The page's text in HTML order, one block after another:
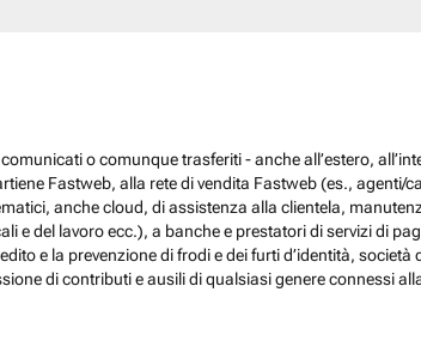
o comunque trasferiti - anche all’estero,
Fastweb, alla rete di vendita Fastweb (es.,
anche cloud, di assistenza alla clientela,
del lavoro ecc.), a banche e prestatori di servizi di
e la prevenzione di frodi e dei furti d’identità,
di contributi e ausili di qualsiasi genere connessi